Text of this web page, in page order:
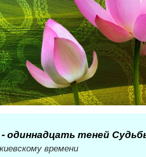
одиннадцать теней
времени